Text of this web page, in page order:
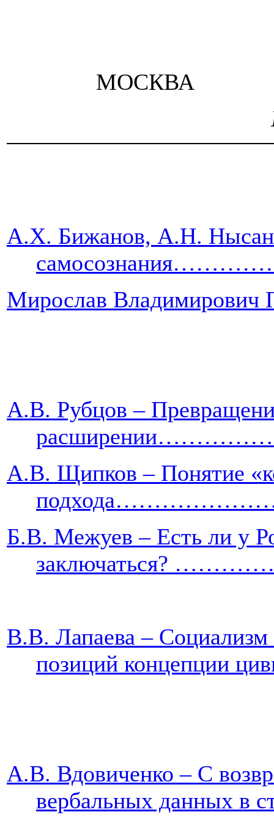
МОСКВА
А.Х. Бижанов, А.Н.
Мирослав
А.В. Рубцов–
А.В. Щипков– Понятие
Б.В. Межуев– Есть ли у
заключаться?
В.В. Лапаева – Социализм
позиций
А.В. Вдовиченко – С
вербальных